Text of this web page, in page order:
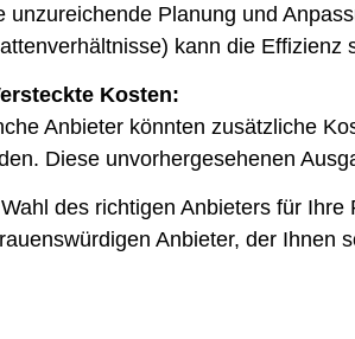
unzureichende Planung und
kann die Effizienz
Kosten:
Anbieter könnten zusätzliche
Diese unvorhergesehenen
des richtigen Anbieters für
Anbieter, der Ihnen